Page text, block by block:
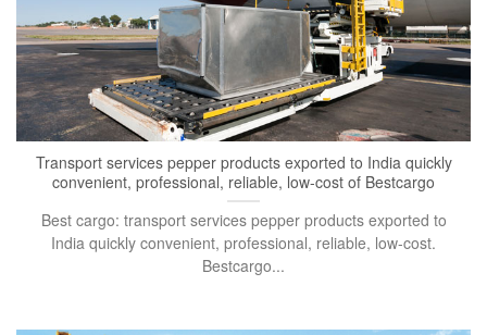
Transport services pepper products exported to India quickly
convenient, professional, reliable, low-cost of Bestcargo
Best cargo: transport services pepper products exported to
India quickly convenient, professional, reliable, low-cost.
Bestcargo...